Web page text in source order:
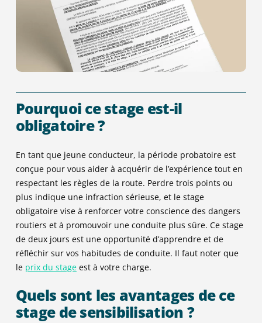
Pourquoi ce stage est-il
obligatoire ?
En tant que jeune conducteur, la période probatoire est
conçue pour vous aider à acquérir de l’expérience tout en
respectant les règles de la route. Perdre trois points ou
plus indique une infraction sérieuse, et le stage
obligatoire vise à renforcer votre conscience des dangers
routiers et à promouvoir une conduite plus sûre. Ce stage
de deux jours est une opportunité d’apprendre et de
réfléchir sur vos habitudes de conduite. Il faut noter que
le prix du stageest à votre charge.
Quels sont les avantages de ce
stage de sensibilisation ?